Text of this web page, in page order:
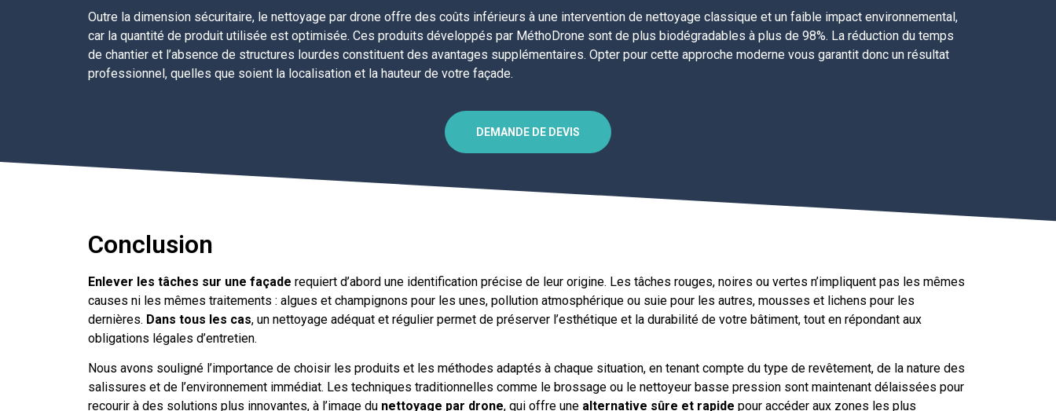
Outre la dimension sécuritaire, le nettoyage par drone offre des coûts inférieurs à une intervention de nettoyage classique et un faible impact environnemental,
car la quantité de produit utilisée est optimisée. Ces produits développés par MéthoDrone sont de plus biodégradables à plus de 98%. La réduction du temps
de chantier et l’absence de structures lourdes constituent des avantages supplémentaires. Opter pour cette approche moderne vous garantit donc un résultat
professionnel, quelles que soient la localisation et la hauteur de votre façade.
DEMANDE DE DEVIS
Conclusion
Enlever les tâches sur une façade requiert d’abord une identification précise de leur origine. Les tâches rouges, noires ou vertes n’impliquent pas les mêmes
causes ni les mêmes traitements : algues et champignons pour les unes, pollution atmosphérique ou suie pour les autres, mousses et lichens pour les
dernières. Dans tous les cas, un nettoyage adéquat et régulier permet de préserver l’esthétique et la durabilité de votre bâtiment, tout en répondant aux
obligations légales d’entretien.
Nous avons souligné l’importance de choisir les produits et les méthodes adaptés à chaque situation, en tenant compte du type de revêtement, de la nature des
salissures et de l’environnement immédiat. Les techniques traditionnelles comme le brossage ou le nettoyeur basse pression sont maintenant délaissées pour
recourir à des solutions plus innovantes, à l’image du nettoyage par drone, qui offre une alternative sûre et rapide pour accéder aux zones les plus